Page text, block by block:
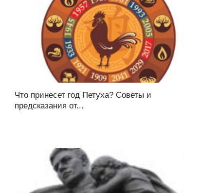
Что принесет год Петуха? Советы и
предсказания от...